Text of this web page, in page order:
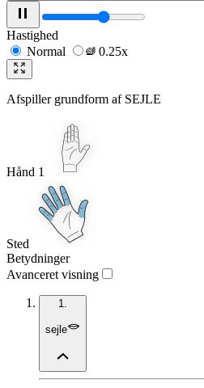
Hastighed
Normal
0.25x
Afspiller grundform af SEJLE
Hånd 1
Sted
Betydninger
Avanceret visning
1.
sejle